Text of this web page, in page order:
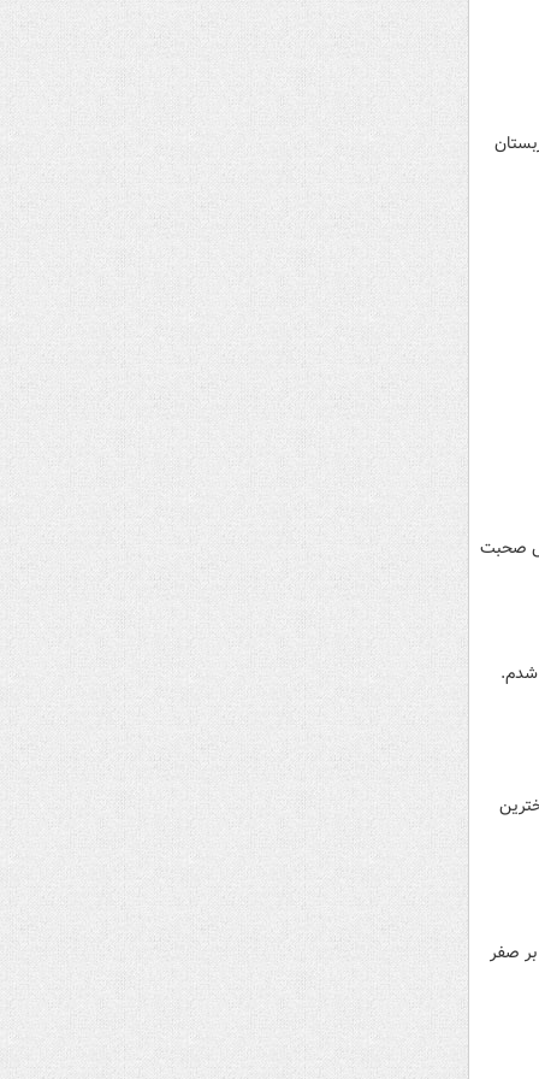
صحبت
شدم.
تیم ملی والیبال ایران در آخرین دیدار خود در رقابت‌های انتخابی المپیک سه بر دو مغلوب کوبا شد تا به کار خود در تلخ‎ترین
صفر